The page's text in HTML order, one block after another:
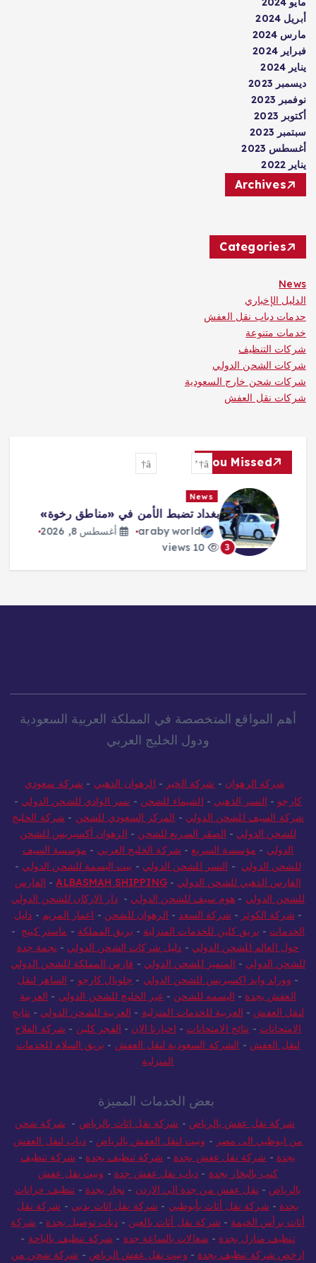
أبريل 2024
مارس 2024
فبراير 2024
يناير 2024
ديسمبر 2023
نوفمبر 2023
أكتوبر 2023
سبتمبر 2023
أغسطس 2023
يناير 2022
Archives
Categories
News
الدليل الإخباري
حدمات دباب نقل العفش
خدمات متنوعة
شركات التنظيف
شركات الشحن الدولي
شركات شحن خارج السعودية
شركات نقل العفش
You Missed
3
News
بغداد تضبط الأمن في «مناطق رخوة»
araby world
أغسطس 8, 2026
10 views
أهم المواقع المتخصصة في المملكة العربية السعودية
ودول الخليج العربي
شركة الرهوان - شركة الخير - الرهوان الذهبي - شركة سعودي
كارجو - النسر الذهبي - الشيماء للشحن - نسر الوادي للشحن الدولي -
شركة السيف للشحن الدولي - المركز السعودي للشحن - شركة الخليج
للشحن الدولي - الصقر السريع للشحن - الرهوان أكسبريس للشحن
الدولي - مؤسسة السريع - شركة الخليج العربي - مؤسسة السيف
للشحن الدولي - النسر للشحن الدولي - بيت البسمة للشحن الدولي -
الفارس الذهبي للشحن الدولي -
ALBASMAH SHIPPING
- الفارس
للشحن الدولي - هوم سيف للشحن الدولي -دار الاركان للشحن الدولي
- شركة الكوثر - شركة السعد - الرهوان للشحن - اعمار المريم - دليل
الخدمات - بريق كلين للخدمات المنزلية - بريق المملكة - ماستر كينج -
حول العالم للشحن الدولي - دليل شركات الشحن الدولي - نجمة جدة
للشحن الدولي - المتميز للشحن الدولي - فارس المملكة للشحن الدولي
- وورلد وايد إكسبريس للشحن الدولي - جلوبال كارجو - الساهر لنقل
العفش بجدة - البسمه للشحن - عبر الخليج للشحن الدولي - العربية
لنقل العفش - العربية للخدمات المنزلية - العربية للشحن الدولي - نتايج
الامتحانات - نتائج الامتحانات - اخبارنا الان - الفجر كلين - شركة الفلاح
لنقل العفش - الشركة السعودية لنقل العفش - بريق السلام للخدمات
المنزلية
بعض الخدمات المميزة
شركة نقل عفش بالرياض - شركة نقل اثاث بالرياض - شركة شحن
من ابوظبي الى مصر - ونيت لنقل العفش بالرياض -دباب لنقل العفش
بجدة - شركة نقل عفش بجدة - شركة تنظيف بجدة - شركة تنظيف
كنب بالبخار بجدة - دباب نقل عفش جدة - ونيت نقل عفش
بالرياض - نقل عفش من جدة الي الاردن - نجار بجدة - تنظيف خزانات
بجدة - شركة نقل أثاث بأبوظبي - شركة نقل اثاث بدبي - شركة نقل
أثاث برأس الخيمة - شركة نقل أثاث بالعين - دباب توصيل بجدة - شركة
تنظيف منازل بجدة - شغالات بالساعة جدة - شركة تنظيف بالباحة -
ارخص شركة تنظيف بجدة - ونيت نقل عفش الرياض - شركة شحن من